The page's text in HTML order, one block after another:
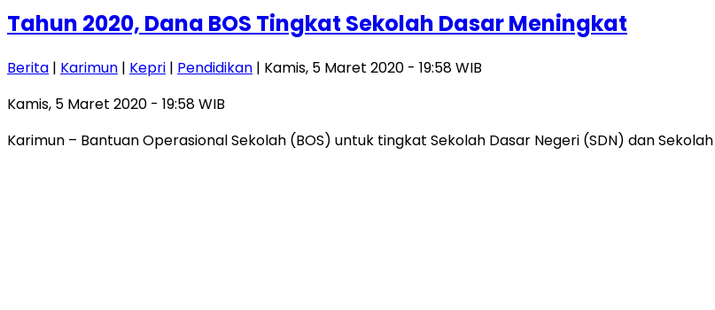
Tahun 2020, Dana BOS Tingkat Sekolah Dasar Meningkat
Berita | Karimun | Kepri | Pendidikan | Kamis, 5 Maret 2020 - 19:58 WIB
Kamis, 5 Maret 2020 - 19:58 WIB
Karimun – Bantuan Operasional Sekolah (BOS) untuk tingkat Sekolah Dasar Negeri (SDN) dan